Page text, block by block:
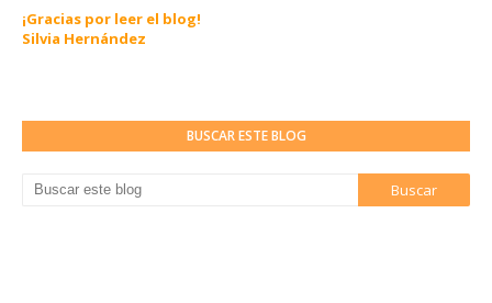
¡Gracias por leer el blog!
Silvia Hernández
BUSCAR ESTE BLOG